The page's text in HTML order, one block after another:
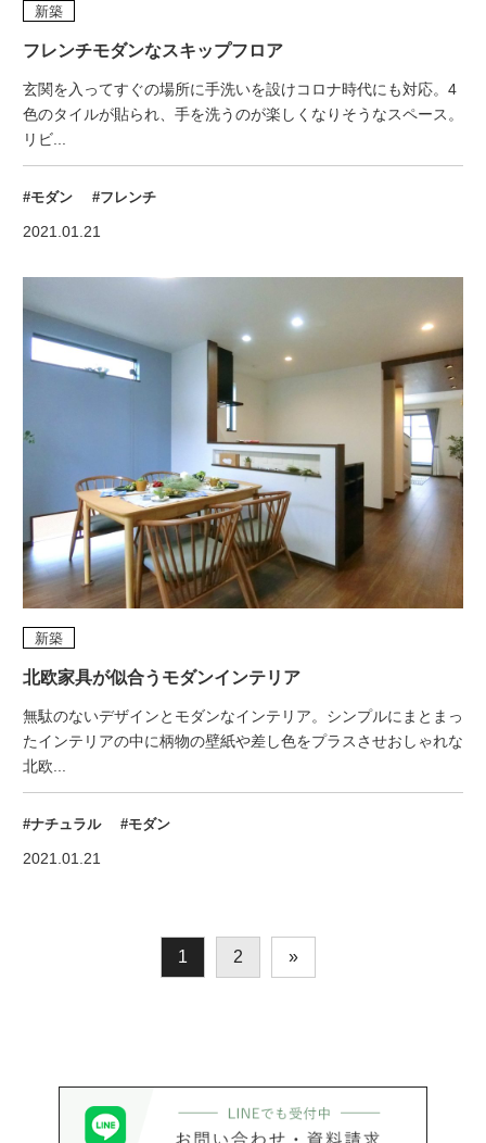
フレンチモダンなスキップフロア
玄関を入ってすぐの場所に手洗いを設けコロナ時代にも対応。4
色のタイルが貼られ、手を洗うのが楽しくなりそうなスペース。
リビ...
新築
#モダン #フレンチ
2021.01.21
北欧家具が似合うモダンインテリア
無駄のないデザインとモダンなインテリア。シンプルにまとまっ
たインテリアの中に柄物の壁紙や差し色をプラスさせおしゃれな
北欧...
新築
#ナチュラル #モダン
2021.01.21
1 2 »